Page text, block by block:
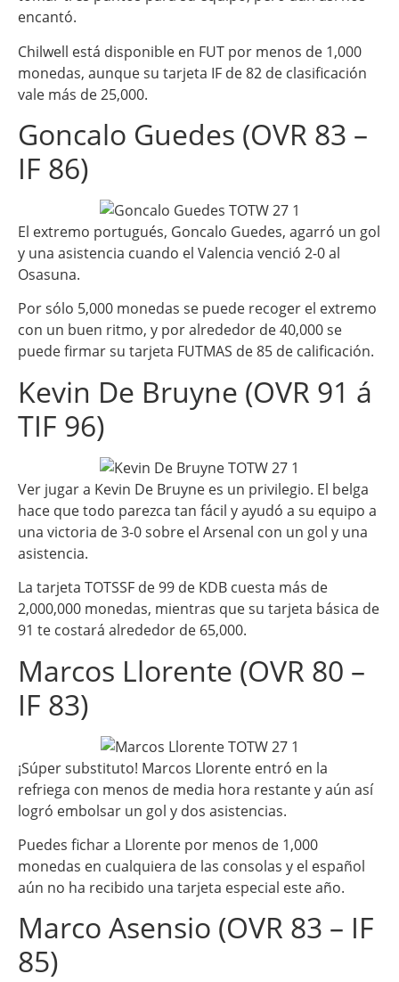
encantó.
Chilwell está disponible en FUT por menos de 1,000
monedas, aunque su tarjeta IF de 82 de clasificación
vale más de 25,000.
Goncalo Guedes (OVR 83 –
IF 86)
El extremo portugués, Goncalo Guedes, agarró un gol
y una asistencia cuando el Valencia venció 2-0 al
Osasuna.
Por sólo 5,000 monedas se puede recoger el extremo
con un buen ritmo, y por alrededor de 40,000 se
puede firmar su tarjeta FUTMAS de 85 de calificación.
Kevin De Bruyne (OVR 91 á
TIF 96)
Ver jugar a Kevin De Bruyne es un privilegio. El belga
hace que todo parezca tan fácil y ayudó a su equipo a
una victoria de 3-0 sobre el Arsenal con un gol y una
asistencia.
La tarjeta TOTSSF de 99 de KDB cuesta más de
2,000,000 monedas, mientras que su tarjeta básica de
91 te costará alrededor de 65,000.
Marcos Llorente (OVR 80 –
IF 83)
¡Súper substituto! Marcos Llorente entró en la
refriega con menos de media hora restante y aún así
logró embolsar un gol y dos asistencias.
Puedes fichar a Llorente por menos de 1,000
monedas en cualquiera de las consolas y el español
aún no ha recibido una tarjeta especial este año.
Marco Asensio (OVR 83 – IF
85)